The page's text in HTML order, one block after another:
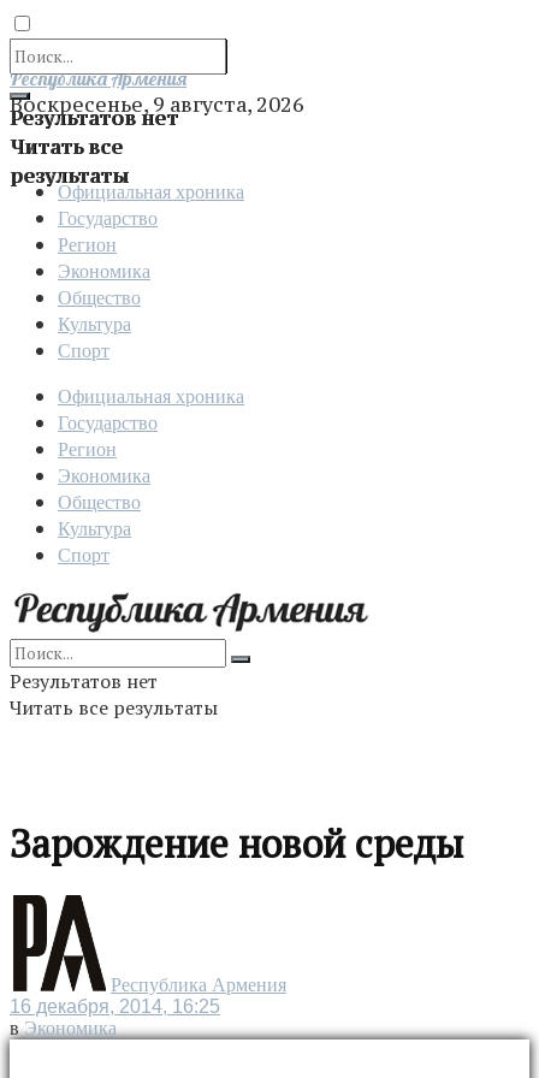
Результатов нет
Читать все
результаты
Отправить
Республика Армения
Воскресенье, 9 августа, 2026
Официальная хроника
Государство
Регион
Экономика
Общество
Культура
Спорт
Официальная хроника
Государство
Регион
Экономика
Общество
Культура
Спорт
Результатов нет
Читать все результаты
Зарождение новой среды
Республика Армения
16 декабря, 2014, 16:25
в Экономика